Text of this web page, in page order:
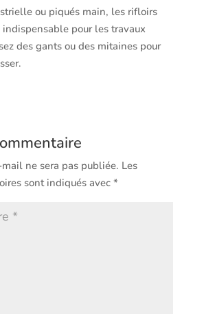
ou piqués main, les rifloirs
pour les travaux
des gants ou des mitaines pour
ne sera pas publiée. Les
sont indiqués avec *